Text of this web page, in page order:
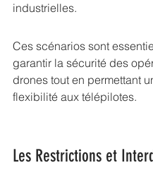
industrielles.
Ces scénarios sont
garantir la sécurité des
drones tout en permettant
flexibilité aux télépilotes.
Les Restrictions et